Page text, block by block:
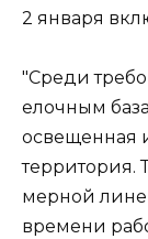
2 января
"Среди
елочным
освещенная
территория.
мерной
времени